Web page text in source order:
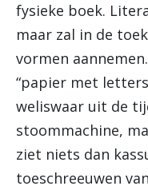
fysieke boek.
maar zal in de
vormen
“papier met
weliswaar uit de
stoommachine,
ziet niets dan
toeschreeuwen